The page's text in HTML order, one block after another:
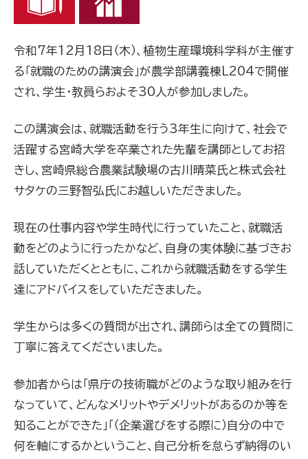
令和7年12 月 18 日（木）、植物生産環境科学科が主催す
る「就職のための講演会」が農学部講義棟 L204で開催
され、学生・教員らおよそ30 人が参加しました。
この講演会は、就職活動を行う3年生に向けて、社会で
活躍する宮崎大学を卒業された先輩を講師としてお招
きし、宮崎県総合農業試験場の古川晴菜氏と株式会社
サタケの三野智弘氏にお越しいただきました。
現在の仕事内容や学生時代に行っていたこと、就職活
動をどのように行ったかなど、自身の実体験に基づきお
話していただくとともに、これから就職活動をする学生
達にアドバイスをしていただきました。
学生からは多くの質問が出され、講師らは全ての質問に
丁寧に答えてくださいました。
参加者からは「県庁の技術職がどのような取り組みを行
なっていて、どんなメリットやデメリットがあるのか等を
知ることができた」「（企業選びをする際に）自分の中で
何を軸にするかということ、自己分析を怠らず納得のい